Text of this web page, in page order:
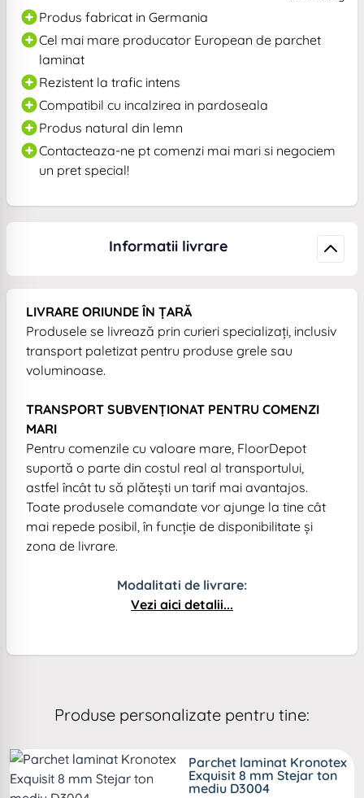
Produs fabricat in Germania
Cel mai mare producator European de parchet
laminat
Rezistent la trafic intens
Compatibil cu incalzirea in pardoseala
Produs natural din lemn
Contacteaza-ne pt comenzi mai mari si negociem
un pret special!
Informatii livrare
LIVRARE ORIUNDE ÎN ȚARĂ
Produsele se livrează prin curieri specializați, inclusiv
transport paletizat pentru produse grele sau
voluminoase.
TRANSPORT SUBVENȚIONAT PENTRU COMENZI
MARI
Pentru comenzile cu valoare mare, FloorDepot
suportă o parte din costul real al transportului,
astfel încât tu să plătești un tarif mai avantajos.
Toate produsele comandate vor ajunge la tine cât
mai repede posibil, în funcție de disponibilitate și
zona de livrare.
Modalitati de livrare:
Vezi aici detalii...
Produse personalizate pentru tine:
Parchet laminat Kronotex
Exquisit 8 mm Stejar ton
mediu D3004